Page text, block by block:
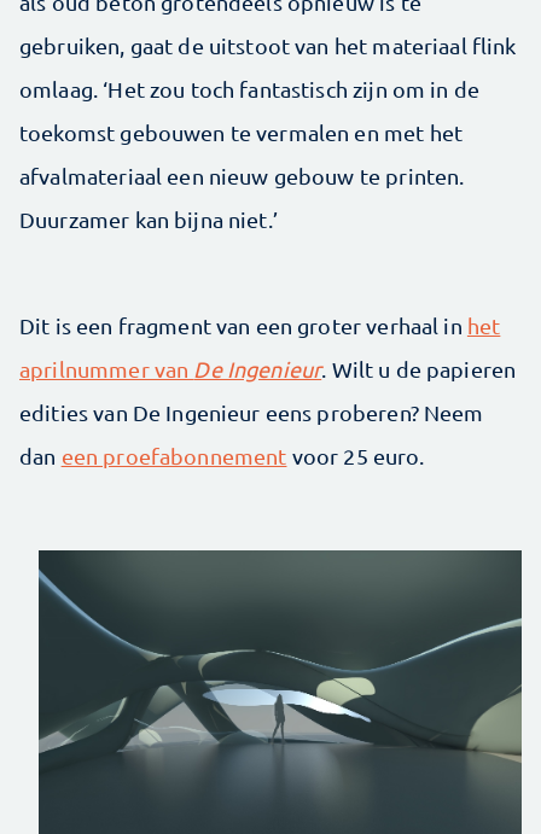
gebruiken, gaat de uitstoot van het materiaal flink
omlaag. ‘Het zou toch fantastisch zijn om in de
toekomst gebouwen te vermalen en met het
afvalmateriaal een nieuw gebouw te printen.
Duurzamer kan bijna niet.’
Dit is een fragment van een groter verhaal in het
aprilnummer van De Ingenieur. Wilt u de papieren
edities van De Ingenieur eens proberen? Neem
dan een proefabonnement voor 25 euro.